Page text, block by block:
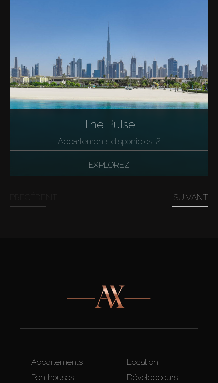
The Pulse
Appartements disponibles: 2
EXPLOREZ
SUIVANT
Appartements
Penthouses
Location
Développeurs